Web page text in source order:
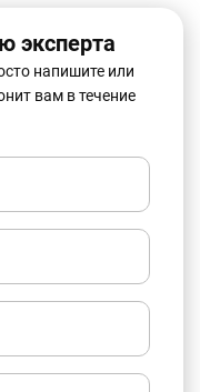
эксперта
напишите или
вам в течение